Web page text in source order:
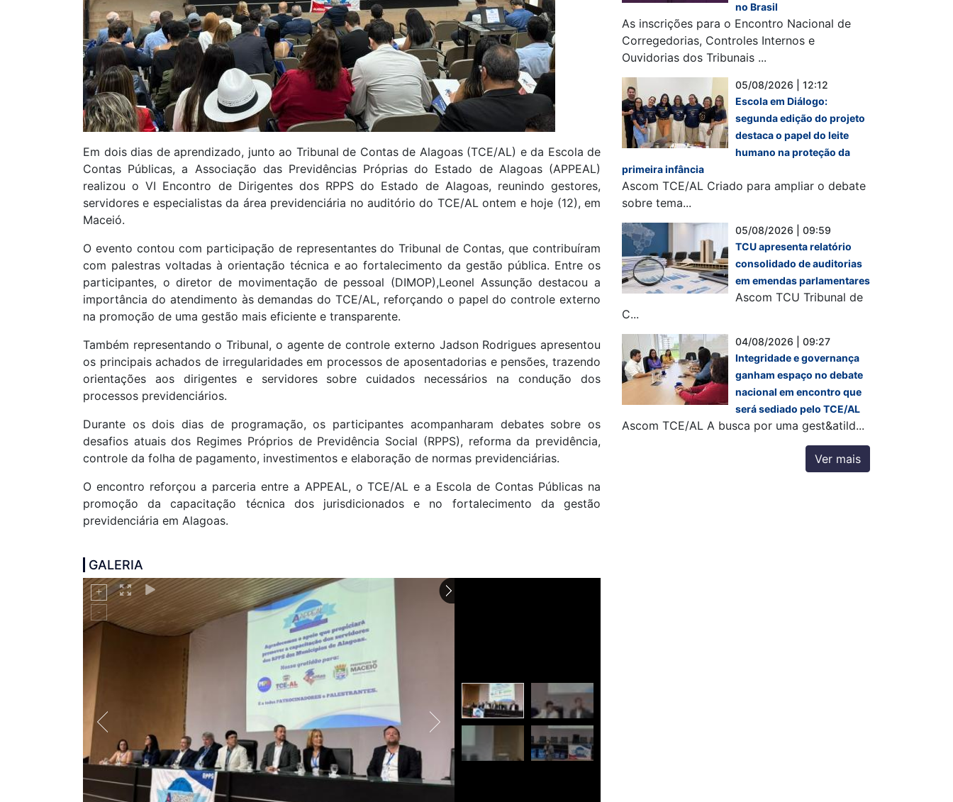
Em dois dias de aprendizado, junto ao Tribunal de Contas de Alagoas (TCE/AL) e da Escola de
Contas Públicas, a Associação das Previdências Próprias do Estado de Alagoas (APPEAL)
realizou o VI Encontro de Dirigentes dos RPPS do Estado de Alagoas, reunindo gestores,
servidores e especialistas da área previdenciária no auditório do TCE/AL ontem e hoje (12), em
Maceió.
O evento contou com participação de representantes do Tribunal de Contas, que contribuíram
com palestras voltadas à orientação técnica e ao fortalecimento da gestão pública. Entre os
participantes, o diretor de movimentação de pessoal (DIMOP),Leonel Assunção destacou a
importância do atendimento às demandas do TCE/AL, reforçando o papel do controle externo
na promoção de uma gestão mais eficiente e transparente.
Também representando o Tribunal, o agente de controle externo Jadson Rodrigues apresentou
os principais achados de irregularidades em processos de aposentadorias e pensões, trazendo
orientações aos dirigentes e servidores sobre cuidados necessários na condução dos
processos previdenciários.
Durante os dois dias de programação, os participantes acompanharam debates sobre os
desafios atuais dos Regimes Próprios de Previdência Social (RPPS), reforma da previdência,
controle da folha de pagamento, investimentos e elaboração de normas previdenciárias.
O encontro reforçou a parceria entre a APPEAL, o TCE/AL e a Escola de Contas Públicas na
promoção da capacitação técnica dos jurisdicionados e no fortalecimento da gestão
previdenciária em Alagoas.
GALERIA
no Brasil
As inscrições para o Encontro Nacional de
Corregedorias, Controles Internos e
Ouvidorias dos Tribunais ...
05/08/2026 | 12:12
Escola em Diálogo:
segunda edição do projeto
destaca o papel do leite
humano na proteção da
primeira infância
Ascom TCE/AL Criado para ampliar o debate
sobre tema...
05/08/2026 | 09:59
TCU apresenta relatório
consolidado de auditorias
em emendas parlamentares
Ascom TCU Tribunal de
C...
04/08/2026 | 09:27
Integridade e governança
ganham espaço no debate
nacional em encontro que
será sediado pelo TCE/AL
Ascom TCE/AL A busca por uma gest&atild...
Ver mais